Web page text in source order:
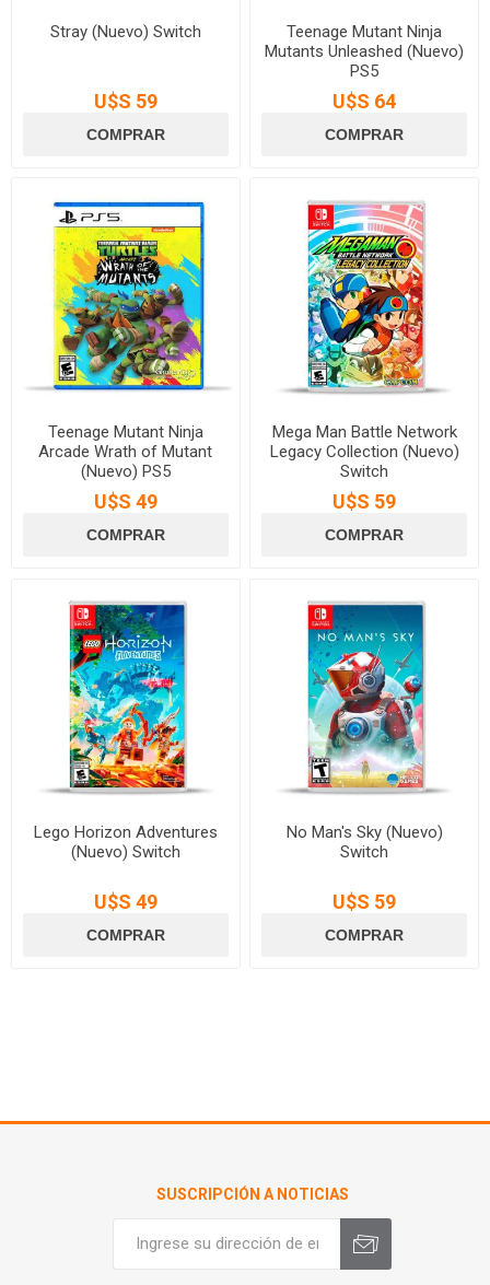
Stray (Nuevo) Switch
U$S 59
Teenage Mutant Ninja
Mutants Unleashed (Nuevo)
PS5
U$S 64
Teenage Mutant Ninja
Arcade Wrath of Mutant
(Nuevo) PS5
U$S 49
Mega Man Battle Network
Legacy Collection (Nuevo)
Switch
U$S 59
Lego Horizon Adventures
(Nuevo) Switch
U$S 49
No Man's Sky (Nuevo)
Switch
U$S 59
SUSCRIPCIÓN A NOTICIAS